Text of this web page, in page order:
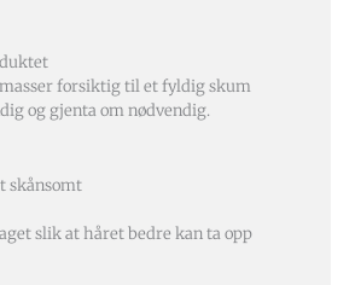
forsiktig til et fyldig skum
og gjenta om nødvendig.
skånsomt
slik at håret bedre kan ta opp